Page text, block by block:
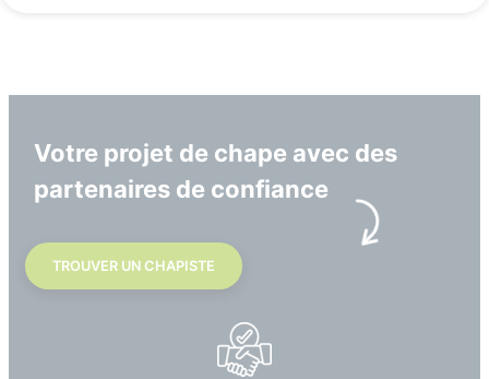
Votre projet de chape avec des
partenaires de confiance
TROUVER UN CHAPISTE